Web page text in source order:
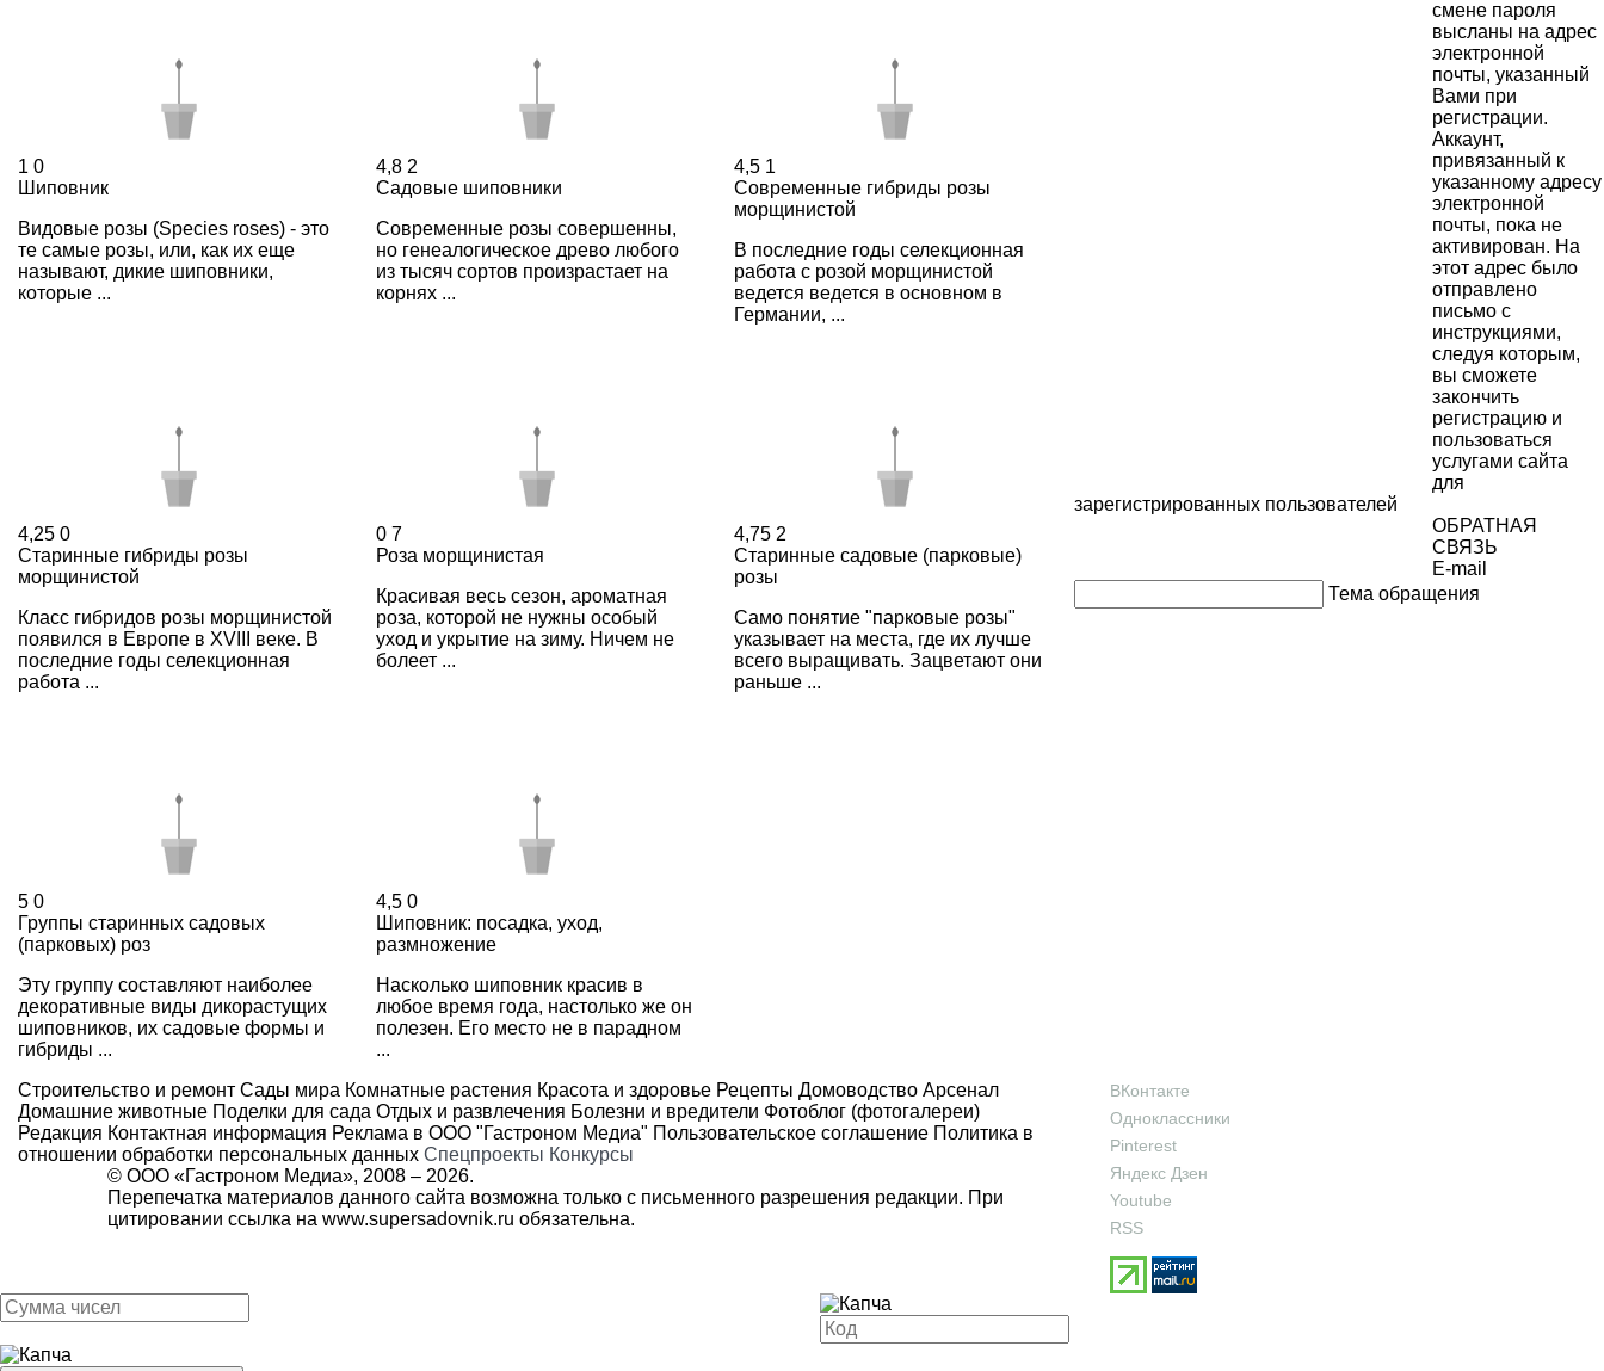
1 0
Шиповник
Видовые розы (Species roses) - это
те самые розы, или, как их еще
называют, дикие шиповники,
которые ...
4,8 2
Садовые шиповники
Современные розы совершенны,
но генеалогическое древо любого
из тысяч сортов произрастает на
корнях ...
4,5 1
Современные гибриды розы
морщинистой
В последние годы селекционная
работа с розой морщинистой
ведется ведется в основном в
Германии, ...
4,25 0
Старинные гибриды розы
морщинистой
Класс гибридов розы морщинистой
появился в Европе в XVIII веке. В
последние годы селекционная
работа ...
0 7
Роза морщинистая
Красивая весь сезон, ароматная
роза, которой не нужны особый
уход и укрытие на зиму. Ничем не
болеет ...
4,75 2
Старинные садовые (парковые)
розы
Само понятие "парковые розы"
указывает на места, где их лучше
всего выращивать. Зацветают они
раньше ...
5 0
Группы старинных садовых
(парковых) роз
Эту группу составляют наиболее
декоративные виды дикорастущих
шиповников, их садовые формы и
гибриды ...
4,5 0
Шиповник: посадка, уход,
размножение
Насколько шиповник красив в
любое время года, настолько же он
полезен. Его место не в парадном
...
Строительство и ремонт Сады мира Комнатные растения Красота и здоровье Рецепты Домоводство Арсенал
Домашние животные Поделки для сада Отдых и развлечения Болезни и вредители Фотоблог (фотогалереи)
Редакция Контактная информация Реклама в ООО "Гастроном Медиа" Пользовательское соглашение Политика в
отношении обработки персональных данных Спецпроекты Конкурсы
© ООО «Гастроном Медиа», 2008 – 2026.
Перепечатка материалов данного сайта возможна только с письменного разрешения редакции. При
цитировании ссылка на www.supersadovnik.ru обязательна.
ВКонтакте
Одноклассники
Pinterest
Яндекс Дзен
Youtube
RSS
смене пароля
высланы на адрес
электронной
почты, указанный
Вами при
регистрации.
Аккаунт,
привязанный к
указанному адресу
электронной
почты, пока не
активирован. На
этот адрес было
отправлено
письмо с
инструкциями,
следуя которым,
вы сможете
закончить
регистрацию и
пользоваться
услугами сайта
для
зарегистрированных пользователей
ОБРАТНАЯ
СВЯЗЬ
E-mail
Тема обращения